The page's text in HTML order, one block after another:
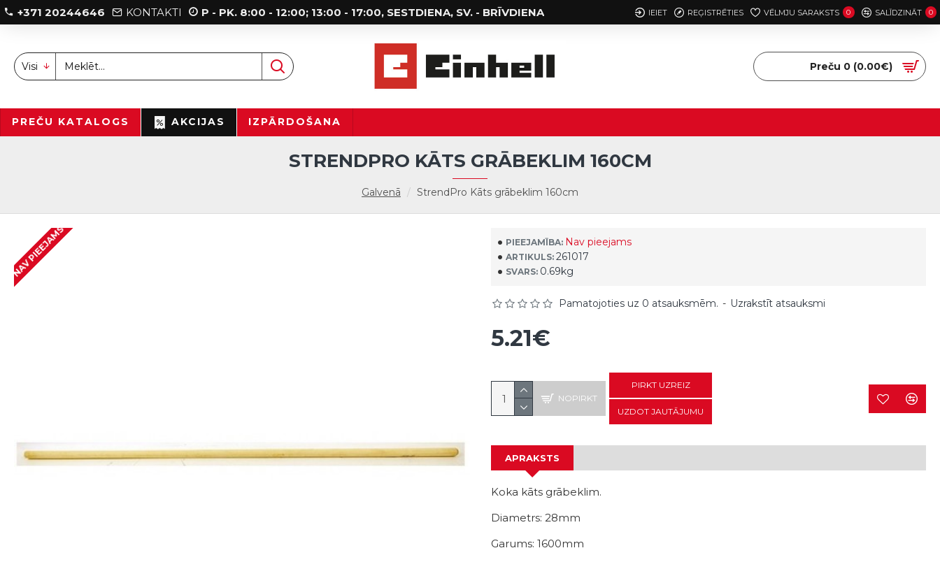
+371 20244646 KONTAKTI P - PK. 8:00 - 12:00; 13:00 - 17:00, SESTDIENA, SV. - BRĪVDIENA IEIET REĢISTRĒTIES VĒLMJU SARAKSTS 0 SALĪDZINĀT 0
Visi Preču 0 (0.00€)
PREČU KATALOGS AKCIJAS IZPĀRDOŠANA
Galvenā StrendPro Kāts grābeklim 160cm
STRENDPRO KĀTS GRĀBEKLIM 160CM
NAV PIEEJAMS PIEEJAMĪBA: Nav pieejams
ARTIKULS: 261017
SVARS: 0.69kg
Pamatojoties uz 0 atsauksmēm. - Uzrakstīt atsauksmi
5.21€
NOPIRKT
PIRKT UZREIZ
UZDOT JAUTĀJUMU
APRAKSTS
Koka kāts grābeklim.
Diametrs: 28mm
Garums: 1600mm